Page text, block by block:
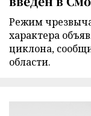
Режим
характера
циклона,
области.